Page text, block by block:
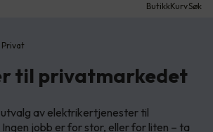
ButikkKurvSøk
Privat
til privatmarkedet
av elektrikertjenester til
jobb er for stor, eller for liten – ta